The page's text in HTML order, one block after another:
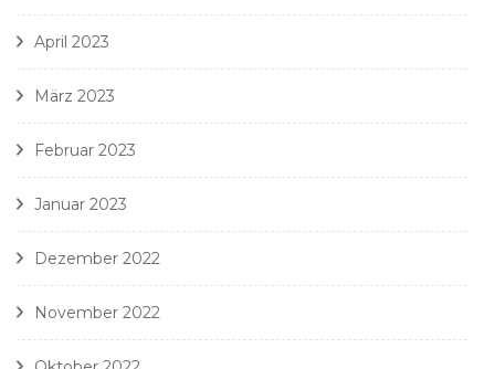
April 2023
März 2023
Februar 2023
Januar 2023
Dezember 2022
November 2022